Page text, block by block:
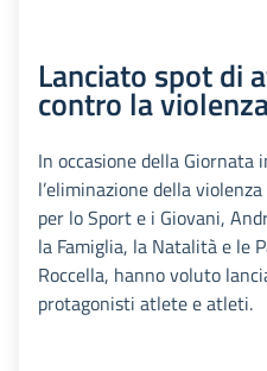
Lanciato spot di
contro la
In occasione della Giornata
l’eliminazione della
per lo Sport e i Giovani,
la Famiglia, la Natalità e le
Roccella, hanno voluto
protagonisti atlete e atleti.